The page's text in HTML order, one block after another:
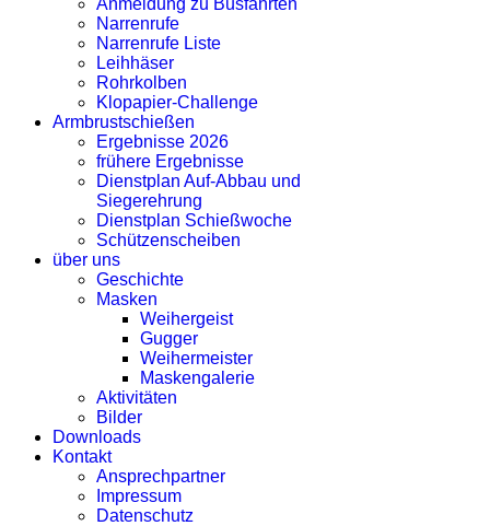
Anmeldung zu Busfahrten
Narrenrufe
Narrenrufe Liste
Leihhäser
Rohrkolben
Klopapier-Challenge
Armbrustschießen
Ergebnisse 2026
frühere Ergebnisse
Dienstplan Auf-Abbau und
Siegerehrung
Dienstplan Schießwoche
Schützenscheiben
über uns
Geschichte
Masken
Weihergeist
Gugger
Weihermeister
Maskengalerie
Aktivitäten
Bilder
Downloads
Kontakt
Ansprechpartner
Impressum
Datenschutz